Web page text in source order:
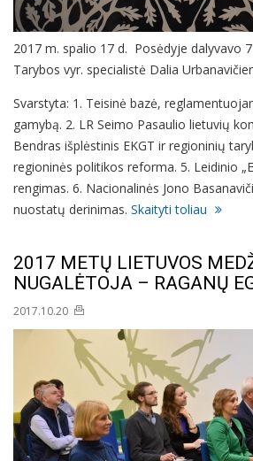
2017 m. spalio 17 d. Posėdyje dalyvavo
Tarybos vyr. specialistė Dalia
Svarstyta: 1. Teisinė bazė,
gamybą. 2. LR Seimo Pasaulio lietuvių
Bendras išplėstinis EKGT ir regioninių
regioninės politikos reforma. 5. Leidinio
rengimas. 6. Nacionalinės Jono
nuostatų derinimas. Skaityti toliau
2017 METŲ LIETUVOS
NUGALĖTOJA – RAGANŲ
2017.10.20